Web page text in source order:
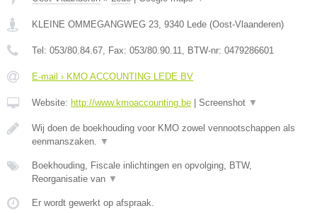
KLEINE OMMEGANGWEG 23, 9340 Lede (Oost-Vlaanderen)
Tel: 053/80.84.67, Fax: 053/80.90.11, BTW-nr: 0479286601
E-mail › KMO ACCOUNTING LEDE BV
Website: http://www.kmoaccounting.be Screenshot ▼
Wij doen de boekhouding voor KMO zowel vennootschappen als
eenmanszaken. ▼
Boekhouding, Fiscale inlichtingen en opvolging, BTW,
Reorganisatie van ▼
Er wordt gewerkt op afspraak.